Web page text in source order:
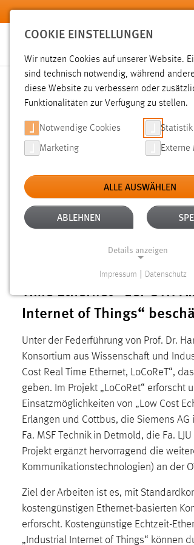
Zum Hauptinhalt springen
Sie sind hier:
Hochschule Aktuelles Pressemeldungen
„LOW COST
MEHRJÄHRIGE
03.11.2017
Damit das industrielle
Industrie 4.0 genügen –
Time Ethernet“ der OTH
Internet of Things“
Unter der Federführung von Prof. Dr.
Konsortium aus Wissenschaft und
Cost Real Time Ethernet, LoCoReT“,
geben. Im Projekt „LoCoRet“
Einsatzmöglichkeiten von „Low Cost
Erlangen und Cottbus, die Siemens
Fa. MSF Technik in Detmold, die Fa.
Projekt ergänzt hervorragend die
Kommunikationstechnologien) an der
Ziel der Arbeiten ist es, mit
kostengünstigen Ethernet-basierten
erforscht. Kostengünstige Echtzeit-
„Industrial Internet of Things“ können
COOKIE EINSTELLUNGEN
Wir nutzen Cookies auf unserer Website.
sind technisch notwendig, während
diese Website zu verbessern oder
Funktionalitäten zur Verfügung zu stellen.
Notwendige Cookies Statistik
Marketing Externe
ALLE AUSWÄHLEN
ABLEHNEN
Details anzeigen
Funktionen und sind für die
Einverständnis
Name: cookie_consent
Zweck:
Dieser Cookie speichert die
ausgewählten
des Benutzers
Cookie Laufzeit:
Performance
Name: staticfilecache
Zweck:
Für performante
Impressum Datenschutz